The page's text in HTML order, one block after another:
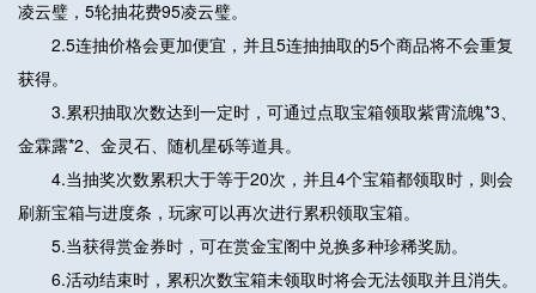
凌云璧，5轮抽花费95凌云璧。
2.5连抽价格会更加便宜，并且5连抽抽取的5个商品将不会重复
获得。
3.累积抽取次数达到一定时，可通过点取宝箱领取紫霄流魄*3、
金霖露*2、金灵石、随机星砾等道具。
4.当抽奖次数累积大于等于20次，并且4个宝箱都领取时，则会
刷新宝箱与进度条，玩家可以再次进行累积领取宝箱。
5.当获得赏金券时，可在赏金宝阁中兑换多种珍稀奖励。
6.活动结束时，累积次数宝箱未领取时将会无法领取并且消失。